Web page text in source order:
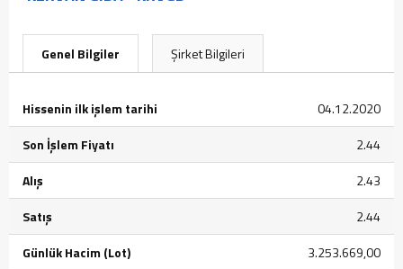
Genel Bilgiler Şirket Bilgileri
Hissenin ilk işlem tarihi
04.12.2020
Son İşlem Fiyatı
2.44
Alış
2.43
Satış
2.44
Günlük Hacim (Lot)
3.253.669,00